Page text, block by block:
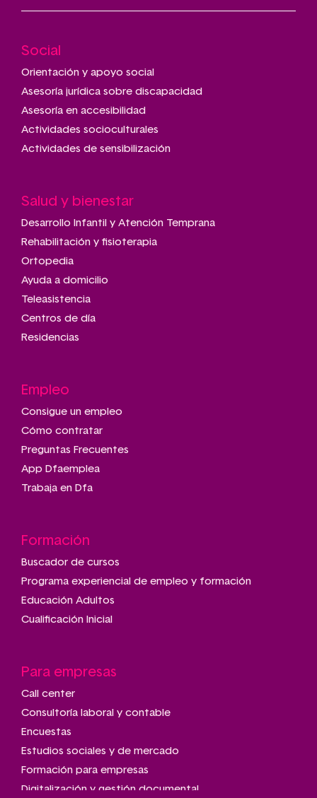
Main
navigation
Social
Orientación y apoyo social
Asesoría jurídica sobre discapacidad
Asesoría en accesibilidad
Actividades socioculturales
Actividades de sensibilización
Salud y bienestar
Desarrollo Infantil y Atención Temprana
Rehabilitación y fisioterapia
Ortopedia
Ayuda a domicilio
Teleasistencia
Centros de día
Residencias
Empleo
Consigue un empleo
Cómo contratar
Preguntas Frecuentes
App Dfaemplea
Trabaja en Dfa
Formación
Buscador de cursos
Programa experiencial de empleo y formación
Educación Adultos
Cualificación Inicial
Para empresas
Call center
Consultoría laboral y contable
Encuestas
Estudios sociales y de mercado
Formación para empresas
Digitalización y gestión documental